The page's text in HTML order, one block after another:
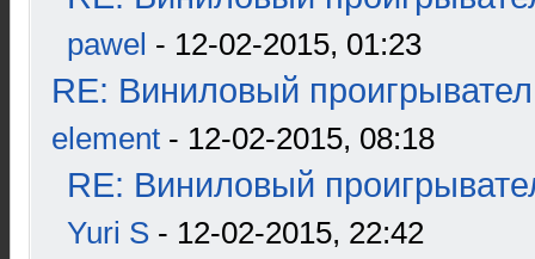
pawel - 12-02-2015, 01:23
RE: Виниловый
element - 12-02-2015, 08:18
RE: Виниловый
Yuri S - 12-02-2015, 22:42